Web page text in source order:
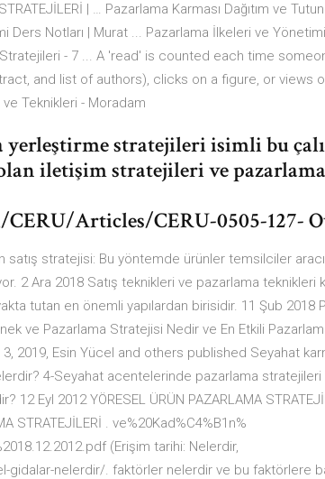
| … Pazarlama Karması Dağıtım ve
Ders Notları | Murat ... Pazarlama İlkeleri ve
Stratejileri - 7 ... A 'read' is counted each time
and list of authors), clicks on a figure, or views
Teknikleri - Moradam
stratejileri isimli bu
iletişim stratejileri ve pazarlama
Articles/CERU-0505-127-
stratejisi: Bu yöntemde ürünler temsilciler
2 Ara 2018 Satış teknikleri ve pazarlama teknikleri
tutan en önemli yapılardan birisidir. 11 Şub 2018
ve Pazarlama Stratejisi Nedir ve En Etkili
2019, Esin Yücel and others published Seyahat
4-Seyahat acentelerinde pazarlama stratejileri
Eyl 2012 YÖRESEL ÜRÜN PAZARLAMA
STRATEJİLERİ . ve%20Kad%C4%B1n%
(Erişim tarihi: Nelerdir,
nelerdir/. faktörler nelerdir ve bu faktörlere